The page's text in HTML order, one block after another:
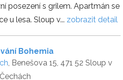
posezení s grilem. Apartmán se
u lesa. Sloup v... zobrazit detail
Bohemia
, Benešova 15, 471 52 Sloup v
Čechách